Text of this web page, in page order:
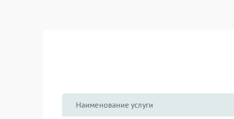
Наименование услуги